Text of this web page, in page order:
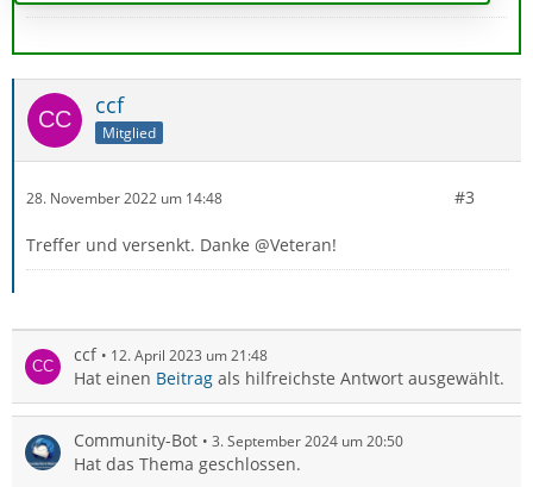
empfangene Nachrichten verschieben. Nachdem ich
verschwunden.
Damit ist das Problem gelöst.
Danke und…
ccf
Mitglied
28. November 2022 um 14:48 #3
Treffer und versenkt. Danke @Veteran!
ccf 12. April 2023 um 21:48
Hat einen Beitrag als hilfreichste Antwort ausgewählt.
Community-Bot 3. September 2024 um 20:50
Hat das Thema geschlossen.